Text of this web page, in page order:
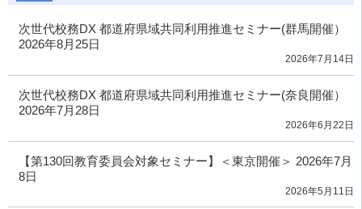
次世代校務DX 都道府県域共同利用推進セミナー(群馬開催）
2026年8月25日
2026年7月14日
次世代校務DX 都道府県域共同利用推進セミナー(奈良開催）
2026年7月28日
2026年6月22日
【第130回教育委員会対象セミナー】＜東京開催＞ 2026年7月
8日
2026年5月11日